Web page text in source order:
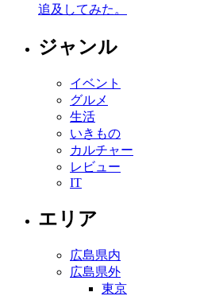
追及してみた。
ジャンル
イベント
グルメ
生活
いきもの
カルチャー
レビュー
IT
エリア
広島県内
広島県外
東京